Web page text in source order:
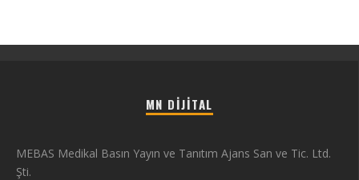
MN DIJITAL
MEBAS Medikal Basın Yayın ve Tanıtım Ajans San ve Tic. Ltd.
Şti.